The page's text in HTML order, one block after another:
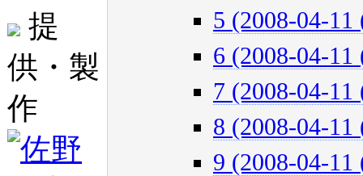
提
供・製
作
5 (2008-04-
6 (2008-04-
7 (2008-04-
8 (2008-04-
9 (2008-04-